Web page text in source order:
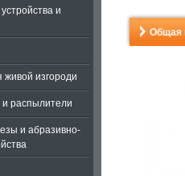
и
живой изгороди
распылители
и абразивно-
Общая